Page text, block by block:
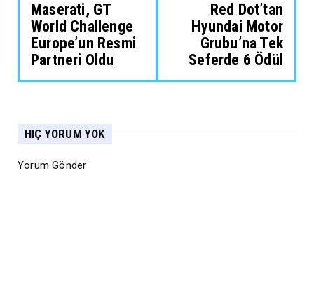
Maserati, GT
World Challenge
Europe’un Resmi
Partneri Oldu
Red Dot’tan
Hyundai Motor
Grubu’na Tek
Seferde 6 Ödül
HIÇ YORUM YOK
Yorum Gönder